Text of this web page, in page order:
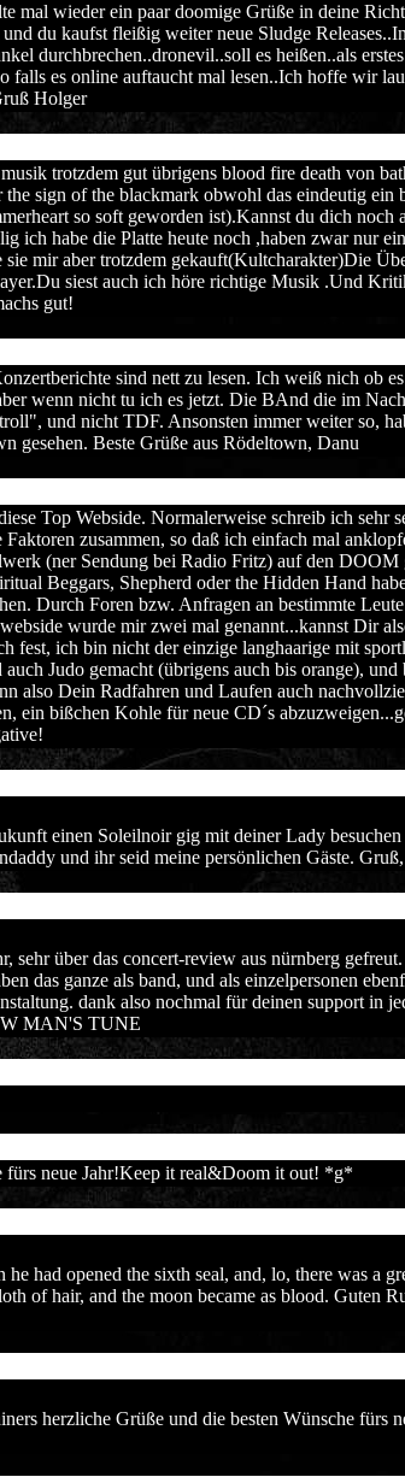
mal wieder ein paar doomige Grüße in deine
du kaufst fleißig weiter neue Sludge
durchbrechen..dronevil..soll es heißen..als
es online auftaucht mal lesen..Ich hoffe wir
Holger
trotzdem gut übrigens blood fire death von
the sign of the blackmark obwohl das eindeutig ein
so soft geworden ist).Kannst du dich noch
ich habe die Platte heute noch ,haben zwar nur
sie mir aber trotzdem gekauft(Kultcharakter)Die
siest auch ich höre richtige Musik .Und
gut!
sind nett zu lesen. Ich weiß nich ob
wenn nicht tu ich es jetzt. Die BAnd die im
und nicht TDF. Ansonsten immer weiter so,
gesehen. Beste Grüße aus Rödeltown, Danu
Top Webside. Normalerweise schreib ich sehr
zusammen, so daß ich einfach mal
(ner Sendung bei Radio Fritz) auf den DOOM
Beggars, Shepherd oder the Hidden Hand
Durch Foren bzw. Anfragen an bestimmte
wurde mir zwei mal genannt...kannst Dir
fest, ich bin nicht der einzige langhaarige mit
Judo gemacht (übrigens auch bis orange), und
also Dein Radfahren und Laufen auch
ein bißchen Kohle für neue CD´s
einen Soleilnoir gig mit deiner Lady besuchen
und ihr seid meine persönlichen Gäste.
sehr über das concert-review aus nürnberg
das ganze als band, und als einzelpersonen
dank also nochmal für deinen support in
MAN'S TUNE
neue Jahr!Keep it real&Doom it out! *g*
had opened the sixth seal, and, lo, there was a
of hair, and the moon became as blood. Guten
herzliche Grüße und die besten Wünsche fürs